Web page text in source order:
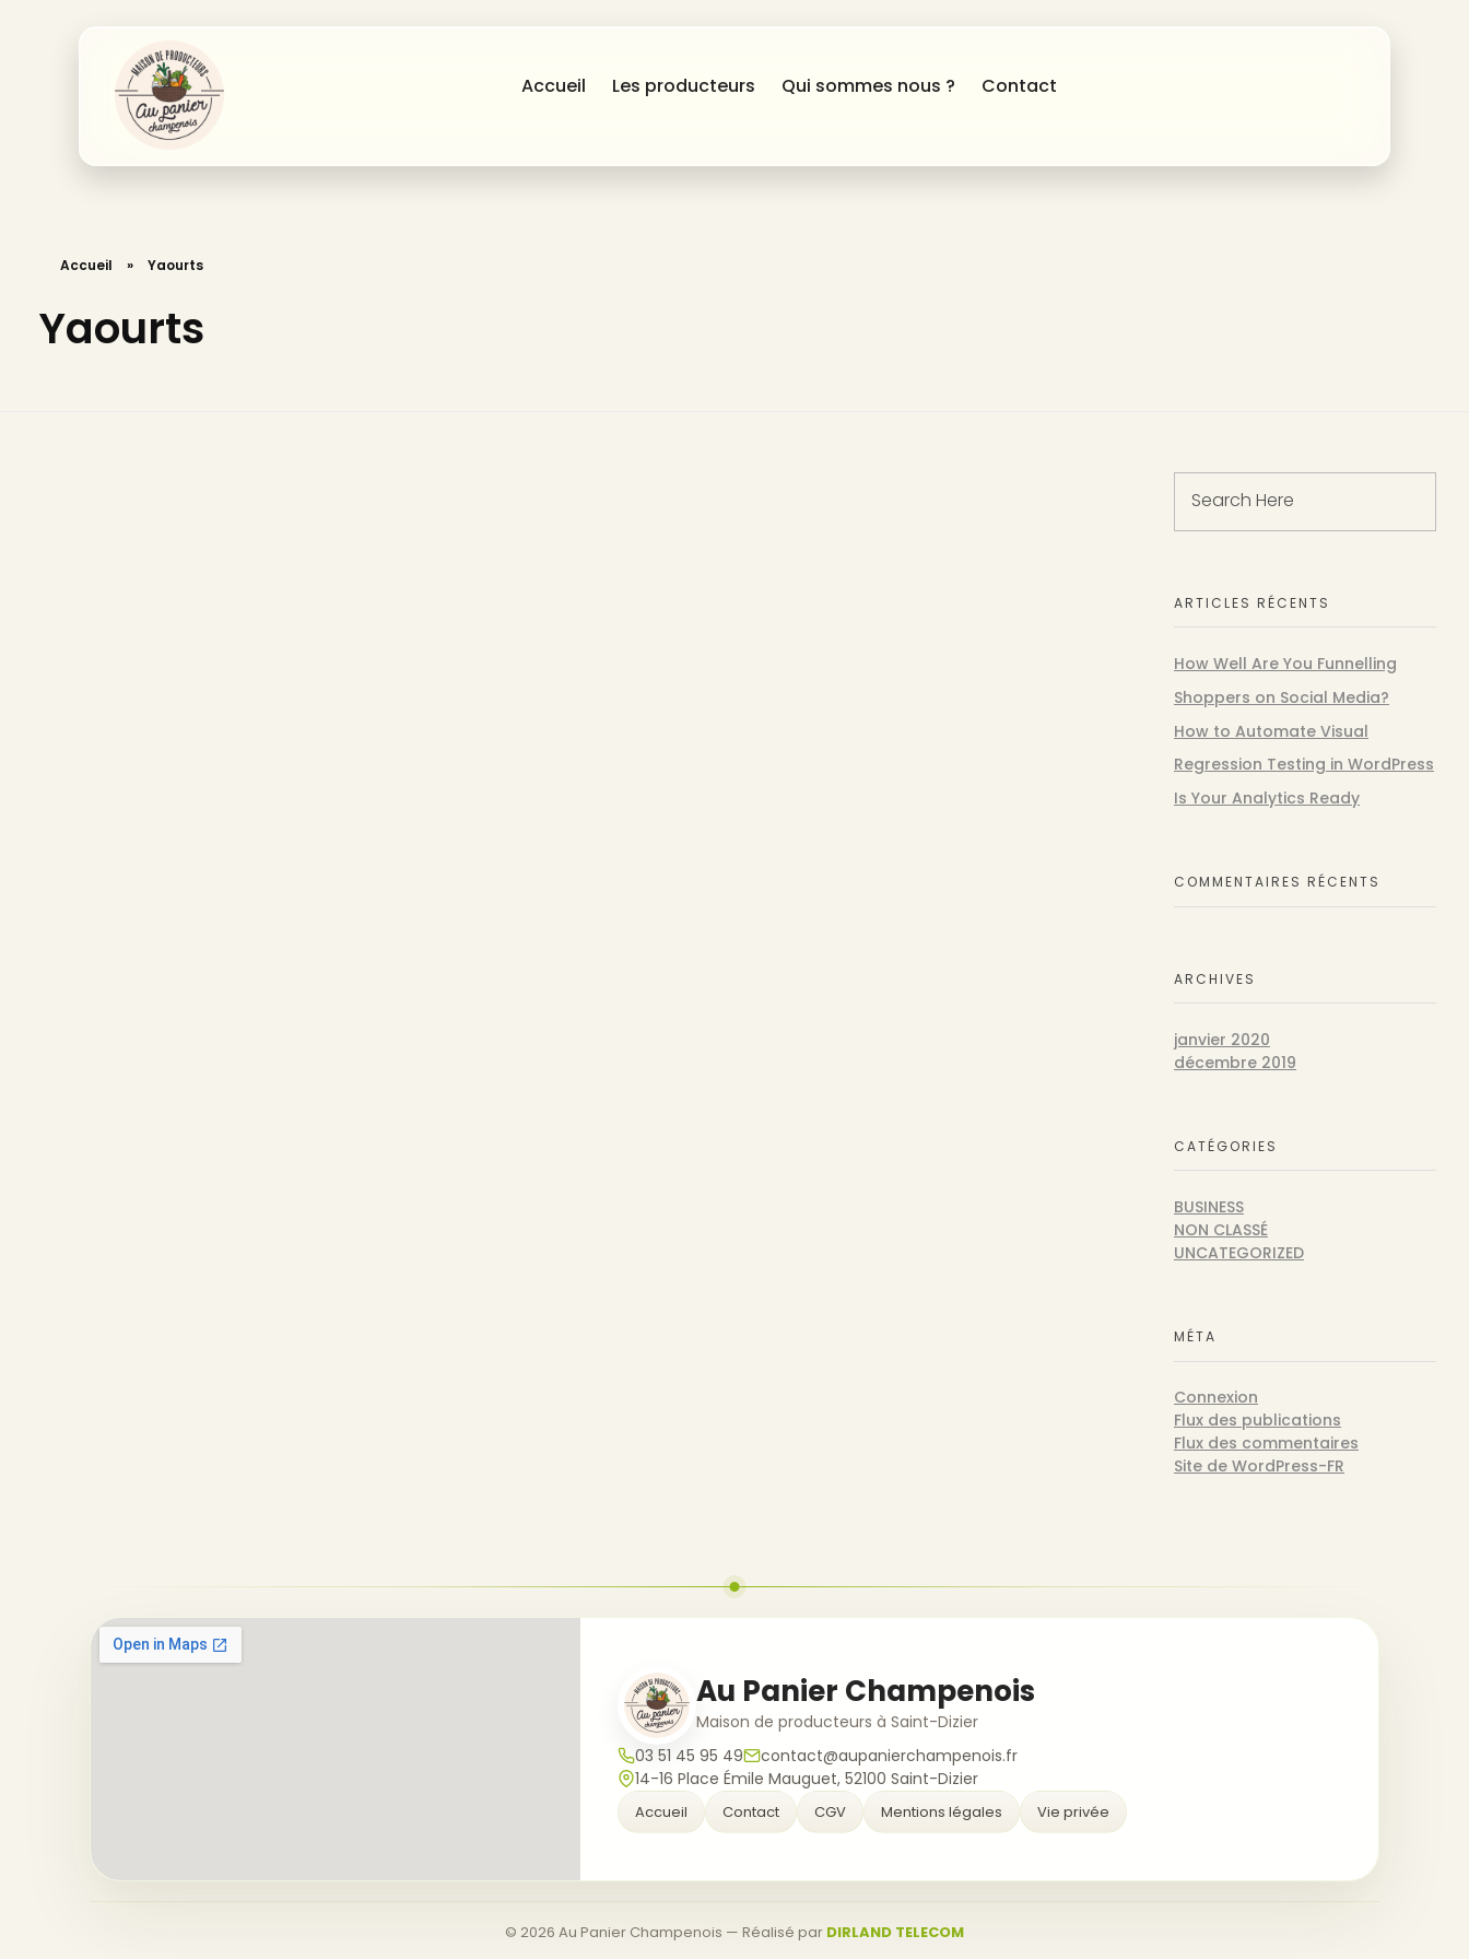
Accueil Les producteurs Qui sommes nous ? Contact
Accueil » Yaourts
Yaourts
ARTICLES RÉCENTS
How Well Are You Funnelling
Shoppers on Social Media?
How to Automate Visual
Regression Testing in WordPress
Is Your Analytics Ready
COMMENTAIRES RÉCENTS
ARCHIVES
janvier 2020
décembre 2019
CATÉGORIES
BUSINESS
NON CLASSÉ
UNCATEGORIZED
MÉTA
Connexion
Flux des publications
Flux des commentaires
Site de WordPress-FR
Au Panier Champenois
Maison de producteurs à Saint-Dizier
03 51 45 95 49
contact@aupanierchampenois.fr
14-16 Place Émile Mauguet, 52100 Saint-Dizier
Accueil Contact CGV Mentions légales Vie privée
© 2026 Au Panier Champenois — Réalisé par DIRLAND TELECOM